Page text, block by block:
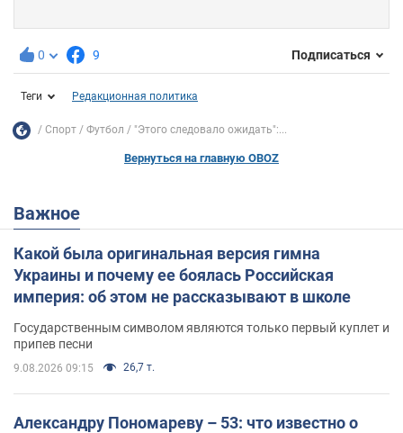
0 9 Подписаться
Теги Редакционная политика
Спорт Футбол "Этого следовало ожидать":...
Вернуться на главную OBOZ
Важное
Какой была оригинальная версия гимна
Украины и почему ее боялась Российская
империя: об этом не рассказывают в школе
Государственным символом являются только первый куплет и
припев песни
9.08.2026 09:15 26,7 т.
Александру Пономареву – 53: что известно о